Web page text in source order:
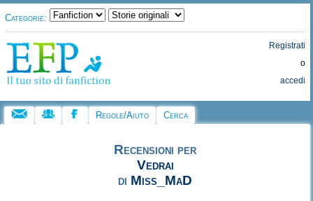
Categorie:
Registrati
o
accedi
Regole/Aiuto Cerca
Recensioni per
Vedrai
di Miss_MaD